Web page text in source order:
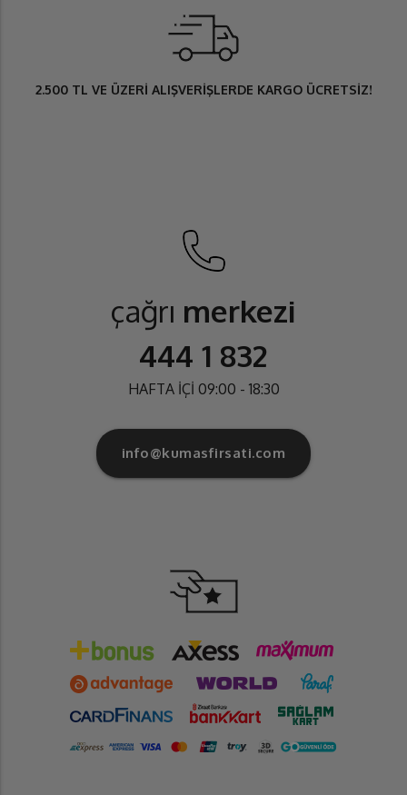
2.500 TL VE ÜZERİ ALIŞVERİŞLERDE KARGO ÜCRETSİZ!
çağrı merkezi
444 1 832
HAFTA İÇİ 09:00 - 18:30
info@kumasfirsati.com